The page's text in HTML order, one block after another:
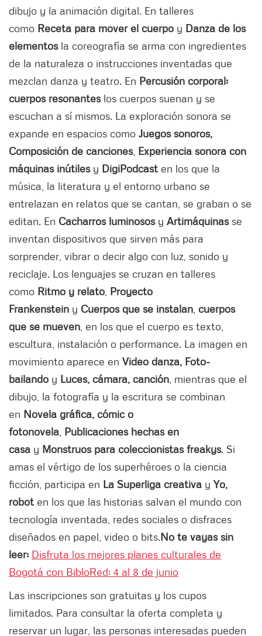
dibujo y la animación digital. En talleres
como Receta para mover el cuerpo y Danza de los
elementos la coreografía se arma con ingredientes
de la naturaleza o instrucciones inventadas que
mezclan danza y teatro. En Percusión corporal:
cuerpos resonanteslos cuerpos suenan y se
escuchan a sí mismos. La exploración sonora se
expande en espacios como Juegos sonoros,
Composición de canciones, Experiencia sonora con
máquinas inútilesy DigiPodcast en los que la
música, la literatura y el entorno urbano se
entrelazan en relatos que se cantan, se graban o se
editan. En Cacharros luminososy Artimáquinasse
inventan dispositivos que sirven más para
sorprender, vibrar o decir algo con luz, sonido y
reciclaje. Los lenguajes se cruzan en talleres
como Ritmo y relato Proyecto
Frankenstein y Cuerpos que se instalan cuerpos
que se mueven , en los que el cuerpo es texto,
escultura, instalación o performance. La imagen en
movimiento aparece en Video danza, Foto-
bailando y Luces, cámara, canción , mientras que el
dibujo, la fotografía y la escritura se combinan
en Novela gráfica, cómic o
fotonovela Publicaciones hechas en
casa y Monstruos para coleccionistas freakys. Si
amas el vértigo de los superhéroes o la ciencia
ficción, participa en La Superliga creativa y Yo,
robot en los que las historias salvan el mundo con
tecnología inventada, redes sociales o disfraces
diseñados en papel, video o bits.No te vayas sin
leer: Disfruta los mejores planes culturales de
Bogotá con BibloRed: 4 al 8 de junio
Las inscripciones son gratuitas y los cupos
limitados. Para consultar la oferta completa y
reservar un lugar, las personas interesadas pueden